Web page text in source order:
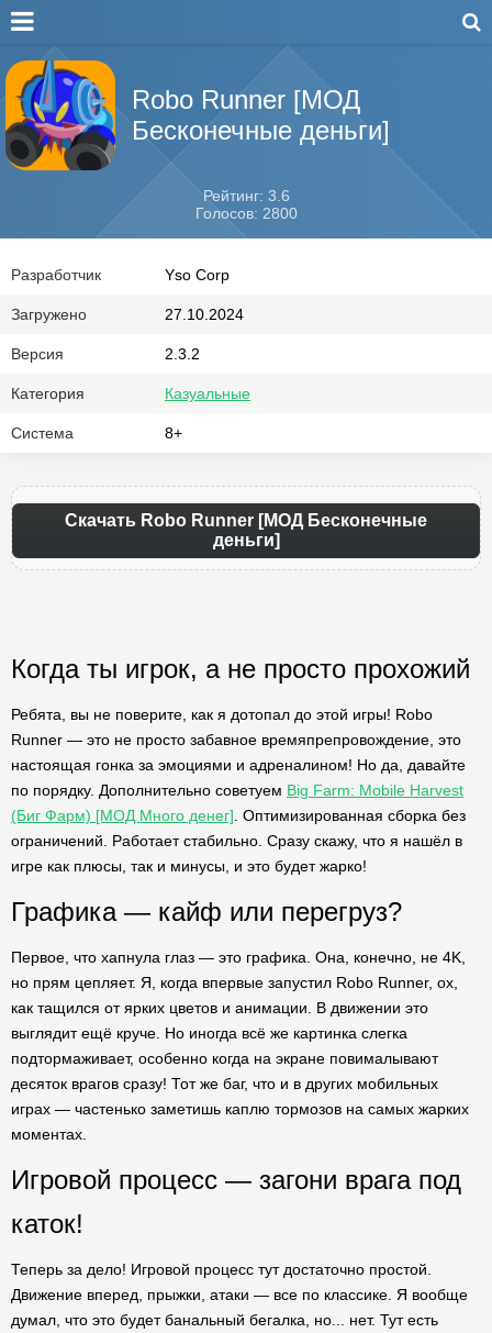
Robo Runner [МОД
Бесконечные деньги]
Рейтинг: 3.6
Голосов: 2800
Разработчик Yso Corp
Загружено 27.10.2024
Версия 2.3.2
Категория Казуальные
Система 8+
Скачать Robo Runner [МОД Бесконечные
деньги]
Когда ты игрок, а не просто прохожий
Ребята, вы не поверите, как я дотопал до этой игры! Robo
Runner — это не просто забавное времяпрепровождение, это
настоящая гонка за эмоциями и адреналином! Но да, давайте
по порядку. Дополнительно советуем Big Farm: Mobile Harvest
(Биг Фарм) [МОД Много денег] . Оптимизированная сборка без
ограничений. Работает стабильно. Сразу скажу, что я нашёл в
игре как плюсы, так и минусы, и это будет жарко!
Графика — кайф или перегруз?
Первое, что хапнула глаз — это графика. Она, конечно, не 4K,
но прям цепляет. Я, когда впервые запустил Robo Runner, ох,
как тащился от ярких цветов и анимации. В движении это
выглядит ещё круче. Но иногда всё же картинка слегка
подтормаживает, особенно когда на экране повималывают
десяток врагов сразу! Тот же баг, что и в других мобильных
играх — частенько заметишь каплю тормозов на самых жарких
моментах.
Игровой процесс — загони врага под
каток!
Теперь за дело! Игровой процесс тут достаточно простой.
Движение вперед, прыжки, атаки — все по классике. Я вообще
думал, что это будет банальный бегалка, но... нет. Тут есть